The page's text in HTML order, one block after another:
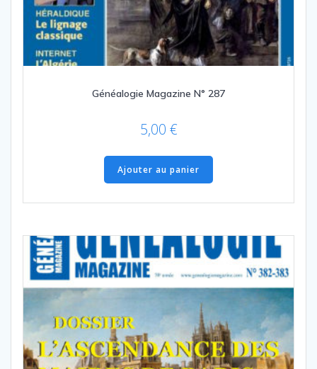
Généalogie Magazine N° 287
5,00 €
Ajouter au panier